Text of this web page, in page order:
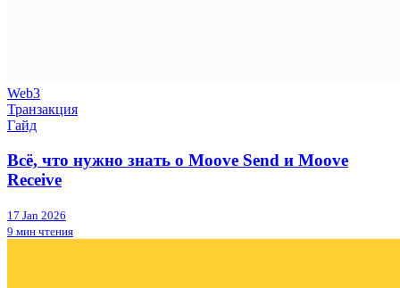
Web3
Транзакция
Гайд
Всё, что нужно знать о Moove Send и Moove
Receive
17 Jan 2026
9 мин чтения